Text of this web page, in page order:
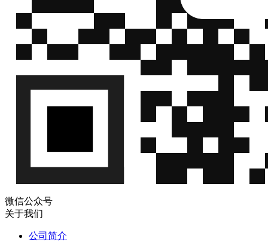
微信公众号
关于我们
公司简介